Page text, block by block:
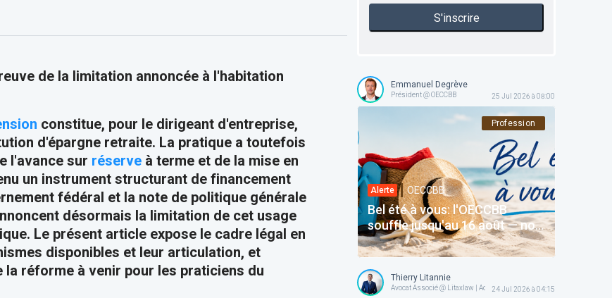
de la limitation annoncée à l'habitation
constitue, pour le dirigeant d'entreprise,
d'épargne retraite. La pratique a toutefois
l'avance sur réserveà terme et de la mise en
un instrument structurant de financement
fédéral et la note de politique générale
désormais la limitation de cet usage
Le présent article expose le cadre légal en
disponibles et leur articulation, et
la réforme à venir pour les praticiens du
S'inscrire
Emmanuel Degrève
Président @ OECCBB 25 Jul 2026 à 08:00
Profession
Alerte OECCBB
Bel été à vous: l'OECCBB
souffle jusqu'au 16 août — nos
services en ligne restent avec
vous
Thierry Litannie
Avocat Associé @ Litaxlaw | Administrateur @ OECCBB
24 Jul 2026 à 04:15